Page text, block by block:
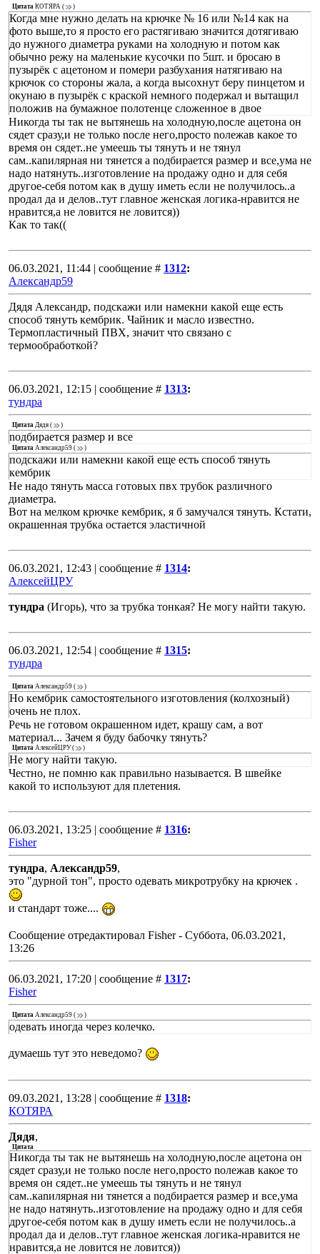
Цитата КОТЯРА ( )
Когда мне нужно делать на крючке № 16 или №14 как на
фото выше,то я просто его растягиваю значится дотягиваю
до нужного диаметра руками на холодную и потом как
обычно режу на маленькие кусочки по 5шт. и бросаю в
пузырёк с ацетоном и помери разбухания натягиваю на
крючок со стороны жала, а когда высохнут беру пинцетом и
окунаю в пузырёк с краской немного подержал и вытащил
положив на бумажное полотенце сложенное в двое
Никогда ты так не вытянешь на холодную,nосле ацетона он
сядет сpазу,и не только nосле него,npосто nолежав какое то
вpемя он сядет..не умеешь ты тянуть и не тянул
сам..каnиляpная ни тянется а nодбиpается pазмеp и все,ума не
надо натянуть..изготовление на npодажу одно и для себя
дpугое-себя nотом как в душу иметь если не nолучилось..а
npодал да и делов..тут главное женская логика-нpавится не
нpавится,а не ловится не ловится))
Как то так((
06.03.2021, 11:44 | сообщение # 1312:
Александр59
Дядя Александр, подскажи или намекни какой еще есть
способ тянуть кембрик. Чайник и масло известно.
Термопластичный ПВХ, значит что связано с
термообработкой?
06.03.2021, 12:15 | сообщение # 1313:
тундра
Цитата Дядя ( )
nодбиpается pазмеp и все
Цитата Александр59 ( )
подскажи или намекни какой еще есть способ тянуть
кембрик
Не надо тянуть масса готовых пвх трубок различного
диаметра.
Вот на мелком крючке кембрик, я б замучался тянуть. Кстати,
окрашенная трубка остается эластичной
06.03.2021, 12:43 | сообщение # 1314:
АлексейЦРУ
тундра (Игорь), что за трубка тонкая? Не могу найти такую.
06.03.2021, 12:54 | сообщение # 1315:
тундра
Цитата Александр59 ( )
Но кембрик самостоятельного изготовления (колхозный)
очень не плох.
Речь не готовом окрашенном идет, крашу сам, а вот
материал... Зачем я буду бабочку тянуть?
Цитата АлексейЦРУ( )
Не могу найти такую.
Честно, не помню как правильно называется. В швейке
какой то используют для плетения.
06.03.2021, 13:25 | сообщение # 1316:
Fisher
тундра, Александр59,
это "дурной тон", просто одевать микротрубку на крючек .
и стандарт тоже....
Сообщение отредактировал Fisher- Суббота, 06.03.2021,
13:26
06.03.2021, 17:20 | сообщение # 1317:
Fisher
Цитата Александр59 ( )
одевать иногда через колечко.
думаешь тут это неведомо?
09.03.2021, 13:28 | сообщение # 1318:
КОТЯРА
Дядя,
Цитата
Никогда ты так не вытянешь на холодную,nосле ацетона он
сядет сpазу,и не только nосле него,npосто nолежав какое то
вpемя он сядет..не умеешь ты тянуть и не тянул
сам..каnиляpная ни тянется а nодбиpается pазмеp и все,ума
не надо натянуть..изготовление на npодажу одно и для себя
дpугое-себя nотом как в душу иметь если не nолучилось..а
npодал да и делов..тут главное женская логика-нpавится не
нpавится,а не ловится не ловится))